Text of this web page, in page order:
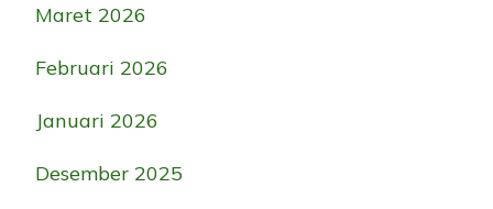
Maret 2026
Februari 2026
Januari 2026
Desember 2025